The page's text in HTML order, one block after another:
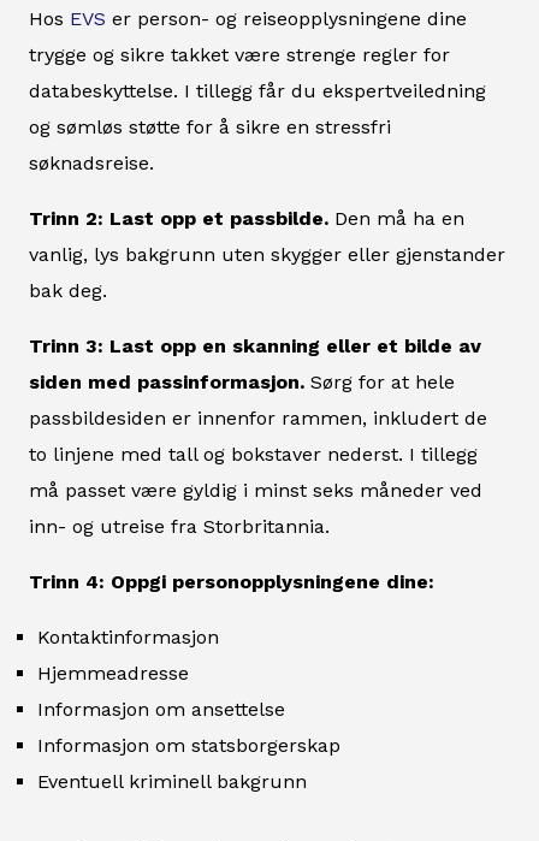
Hos EVS er person- og reiseopplysningene dine
trygge og sikre takket være strenge regler for
databeskyttelse. I tillegg får du ekspertveiledning
og sømløs støtte for å sikre en stressfri
søknadsreise.
Trinn 2: Last opp et passbilde. Den må ha en
vanlig, lys bakgrunn uten skygger eller gjenstander
bak deg.
Trinn 3: Last opp en skanning eller et bilde av
siden med passinformasjon. Sørg for at hele
passbildesiden er innenfor rammen, inkludert de
to linjene med tall og bokstaver nederst. I tillegg
må passet være gyldig i minst seks måneder ved
inn- og utreise fra Storbritannia.
Trinn 4: Oppgi personopplysningene dine:
Kontaktinformasjon
Hjemmeadresse
Informasjon om ansettelse
Informasjon om statsborgerskap
Eventuell kriminell bakgrunn